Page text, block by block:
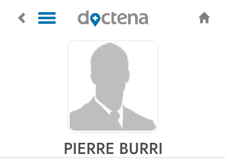
PIERRE BURRI